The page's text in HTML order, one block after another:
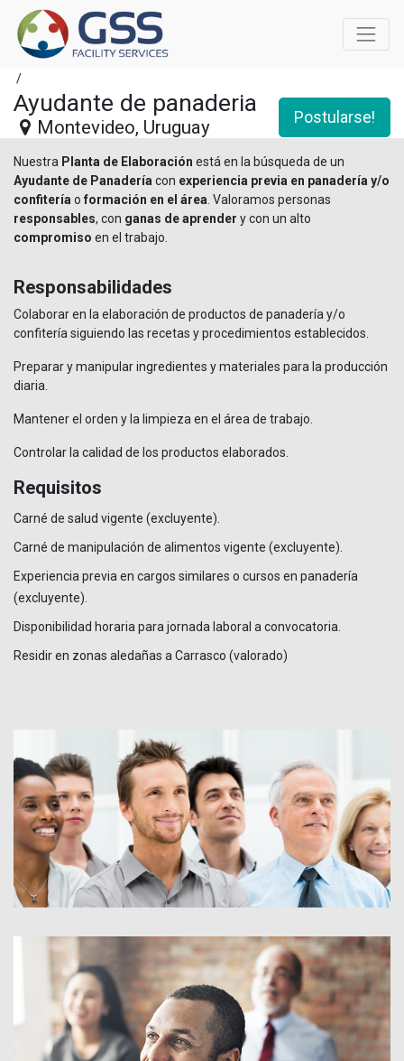
Postularse!
/
Ayudante de panaderia
Montevideo, Uruguay
Nuestra Planta de Elaboración está en la búsqueda de un
Ayudante de Panadería con experiencia previa en panadería y/o
confitería o formación en el área . Valoramos personas
responsables, con ganas de aprender y con un alto
compromiso en el trabajo.
Responsabilidades
Colaborar en la elaboración de productos de panadería y/o
confitería siguiendo las recetas y procedimientos establecidos.
Preparar y manipular ingredientes y materiales para la producción
diaria.
Mantener el orden y la limpieza en el área de trabajo.
Controlar la calidad de los productos elaborados.
Requisitos
Carné de salud vigente (excluyente).
Carné de manipulación de alimentos vigente (excluyente).
Experiencia previa en cargos similares o cursos en panadería
(excluyente).
Disponibilidad horaria para jornada laboral a convocatoria.
Residir en zonas aledañas a Carrasco (valorado)